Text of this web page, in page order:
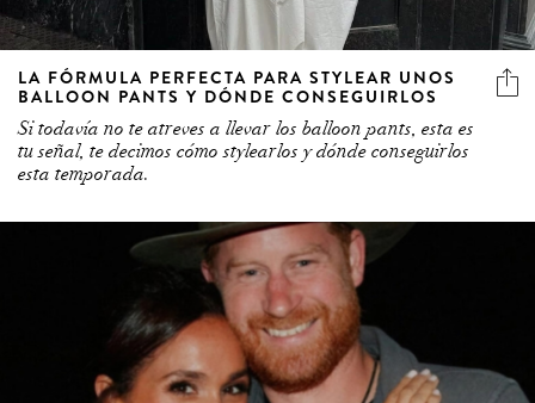
LA FÓRMULA PERFECTA PARA STYLEAR UNOS
BALLOON PANTS Y DÓNDE CONSEGUIRLOS
Si todavía no te atreves a llevar los balloon pants, esta es
tu señal, te decimos cómo stylearlos y dónde conseguirlos
esta temporada.